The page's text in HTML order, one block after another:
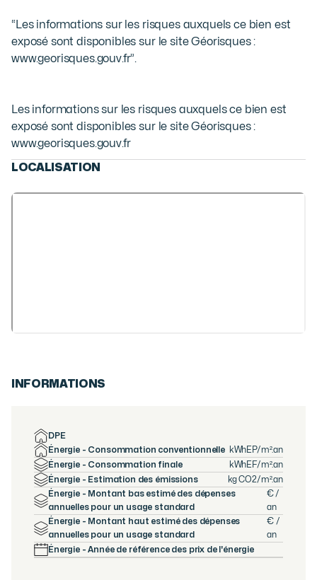
“Les informations sur les risques auxquels ce bien est
exposé sont disponibles sur le site Géorisques :
www.georisques.gouv.fr”.
Les informations sur les risques auxquels ce bien est
exposé sont disponibles sur le site Géorisques :
www.georisques.gouv.fr
LOCALISATION
INFORMATIONS
DPE
Énergie - Consommation conventionnelle
kWhEP/m².an
Énergie - Consommation finale
kWhEF/m².an
Énergie - Estimation des émissions
kg CO2/m².an
Énergie - Montant bas estimé des dépenses
annuelles pour un usage standard
€ /
an
Énergie - Montant haut estimé des dépenses
annuelles pour un usage standard
€ /
an
Énergie - Année de référence des prix de l'énergie